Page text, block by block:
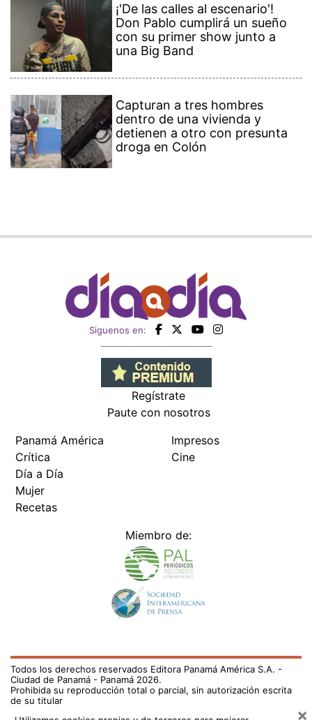
¡'De las calles al escenario'!
Don Pablo cumplirá un sueño
con su primer show junto a
una Big Band
Capturan a tres hombres
dentro de una vivienda y
detienen a otro con presunta
droga en Colón
Siguenos en:
Regístrate
Paute con nosotros
Panamá América
Crítica
Día a Día
Mujer
Recetas
Impresos
Cine
Miembro de:
Todos los derechos reservados Editora Panamá América S.A. -
Ciudad de Panamá - Panamá 2026.
Prohibida su reproducción total o parcial, sin autorización escrita
de su titular
×